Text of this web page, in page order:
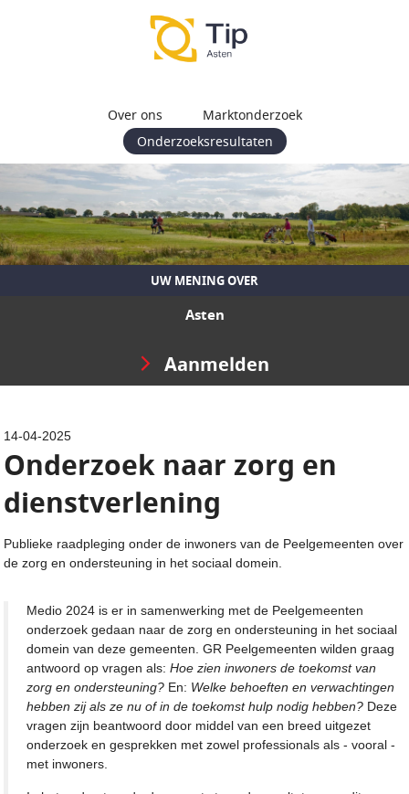
Over ons
Marktonderzoek
Onderzoeksresultaten
UW MENING OVER
Asten
Aanmelden
14-04-2025
Onderzoek naar zorg en
dienstverlening
Publieke raadpleging onder de inwoners van de Peelgemeenten over
de zorg en ondersteuning in het sociaal domein.
Medio 2024 is er in samenwerking met de Peelgemeenten
onderzoek gedaan naar de zorg en ondersteuning in het sociaal
domein van deze gemeenten. GR Peelgemeenten wilden graag
antwoord op vragen als:Hoe zien inwoners de toekomst van
zorg en ondersteuning? En: Welke behoeften en verwachtingen
hebben zij als ze nu of in de toekomst hulp nodig hebben? Deze
vragen zijn beantwoord door middel van een breed uitgezet
onderzoek en gesprekken met zowel professionals als - vooral -
met inwoners.